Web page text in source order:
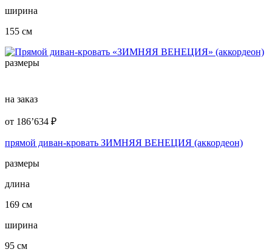
ширина
155 см
размеры
на заказ
от 186’634 ₽
прямой диван-кровать ЗИМНЯЯ ВЕНЕЦИЯ (аккордеон)
размеры
длина
169 см
ширина
95 см